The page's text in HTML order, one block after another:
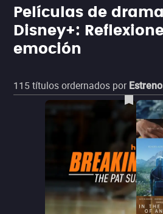
Películas de
Disney+:
emoción
115títulos ordernados por Estreno